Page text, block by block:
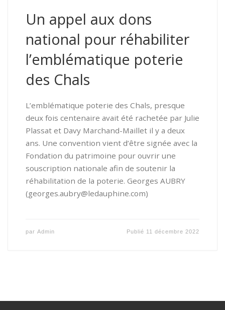
Un appel aux dons
national pour réhabiliter
l’emblématique poterie
des Chals
L’emblématique poterie des Chals, presque
deux fois centenaire avait été rachetée par Julie
Plassat et Davy Marchand-Maillet il y a deux
ans. Une convention vient d’être signée avec la
Fondation du patrimoine pour ouvrir une
souscription nationale afin de soutenir la
réhabilitation de la poterie. Georges AUBRY
(georges.aubry@ledauphine.com)
par Admin Publié 11 décembre 2022